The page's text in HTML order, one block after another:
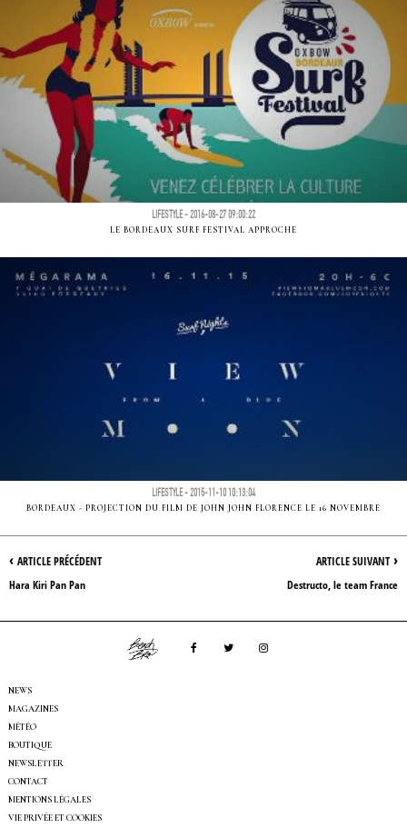
LIFESTYLE - 2016-08-27 09:00:22
LE BORDEAUX SURF FESTIVAL APPROCHE
LIFESTYLE - 2015-11-10 10:13:04
BORDEAUX - PROJECTION DU FILM DE JOHN JOHN FLORENCE LE 16 NOVEMBRE
ARTICLE SUIVANT ›
Destructo, le team France
‹ ARTICLE PRÉCÉDENT
Hara Kiri Pan Pan
NEWS
MAGAZINES
MÉTÉO
BOUTIQUE
NEWSLETTER
CONTACT
MENTIONS LÉGALES
VIE PRIVÉE ET COOKIES